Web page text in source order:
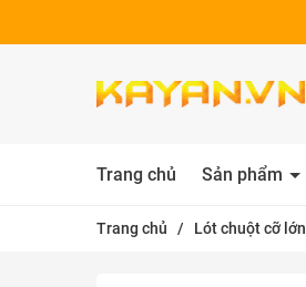
Trang chủ Sản phẩm
Trang chủ / Lót chuột cỡ lớn